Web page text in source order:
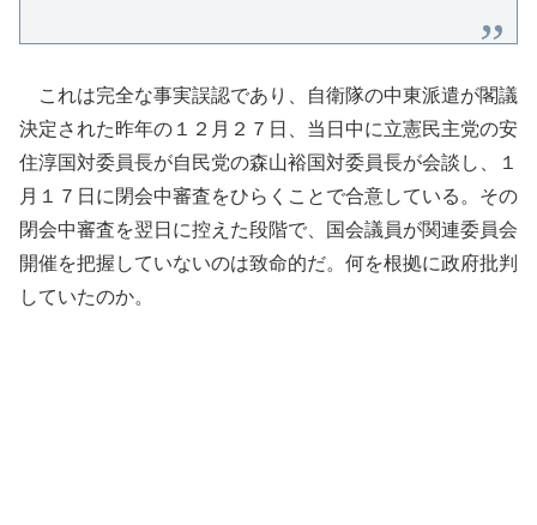
これは完全な事実誤認であり、自衛隊の中東派遣が閣議
決定された昨年の１２月２７日、当日中に立憲民主党の安
住淳国対委員長が自民党の森山裕国対委員長が会談し、１
月１７日に閉会中審査をひらくことで合意している。その
閉会中審査を翌日に控えた段階で、国会議員が関連委員会
開催を把握していないのは致命的だ。何を根拠に政府批判
していたのか。